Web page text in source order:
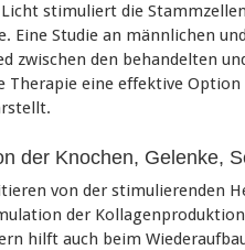
stimuliert die
Eine Studie an männlichen
zwischen den behandelten
Therapie eine effektive
der Knochen, Gelenke,
von der stimulierenden
der
hilft auch beim